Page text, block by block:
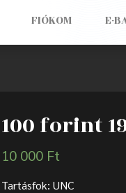
FIÓKOM E-
100 forint
10 000 Ft
Tartásfok: UNC